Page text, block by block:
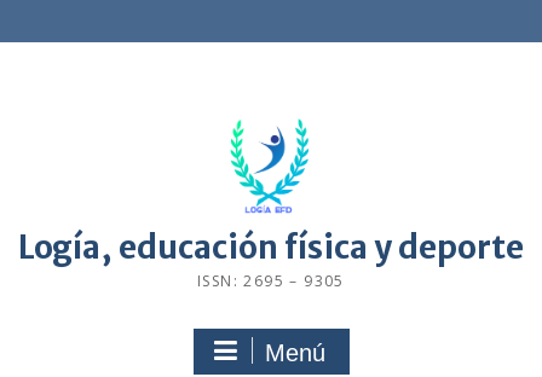
contenido
Logía, educación física y deporte
ISSN: 2695 – 9305
Menú